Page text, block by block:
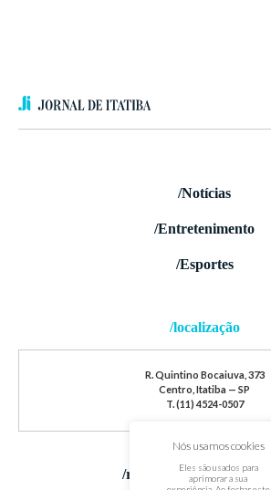
/Notícias
/Entretenimento
/Esportes
/localização
R. Quintino Bocaiuva, 373
Centro, Itatiba — SP
T. (11) 4524-0507
/redes sociais
Nós usamos cookies
Eles são usados para
aprimorar a sua